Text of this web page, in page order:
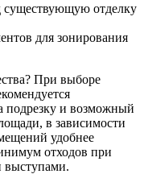
существующую отделку
для зонирования
При выборе
подрезку и возможный
в зависимости
удобнее
отходов при
выступами.